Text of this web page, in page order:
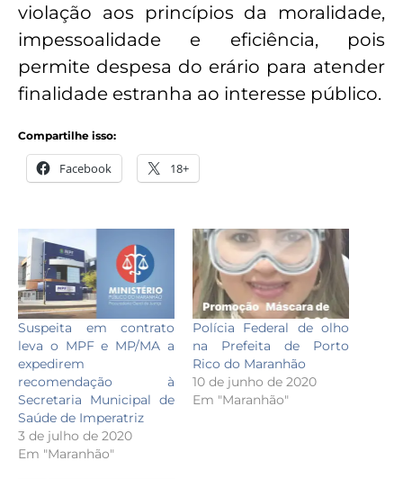
violação aos princípios da moralidade,
impessoalidade e eficiência, pois
permite despesa do erário para atender
finalidade estranha ao interesse público.
Compartilhe isso:
Facebook 18+
Suspeita em contrato
leva o MPF e MP/MA a
expedirem
recomendação à
Secretaria Municipal de
Saúde de Imperatriz
3 de julho de 2020
Em "Maranhão"
Polícia Federal de olho
na Prefeita de Porto
Rico do Maranhão
10 de junho de 2020
Em "Maranhão"